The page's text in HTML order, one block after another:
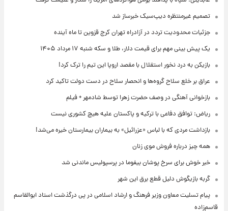
تصمیم غیرمنتظره دیپ‌سیک خبرساز شد
جزئیات محدودیت تردد در آزادراه تهران کرج قزوین تا ماه آینده
یک پیش ‌بینی مهم برای قیمت دلار، طلا و سکه شنبه ۱۷ مرداد ۱۴۰۵
بازیکن به درد نخور استقلال با مقصد اروپا این تیم را ترک کرد!
عراق بر خلع سلاح گروه‌ها و انحصار سلاح در دست دولت تاکید کرد
بازخوانی آهنگی در وصف حضرت زهرا توسط شادمهر + فیلم
ریاض: توافق دفاعی با ترکیه و پاکستان علیه هیچ کشوری نیست
بازداشت مردی که با لباس «عزرائیل» به بیماران بیمارستان خیره می‌شد!
همه چیز درباره فروش موی زنان
خبر خوش برای سرخ پوشان بیفوما در پرسپولیس ماندنی شد
گربه بازیگوش دلیل قطع برق این شهر
پیام تسلیت معاون وزیر فرهنگ و ارشاد اسلامی در پی درگذشت استاد ابوالقاسم
قاسم‌زاده